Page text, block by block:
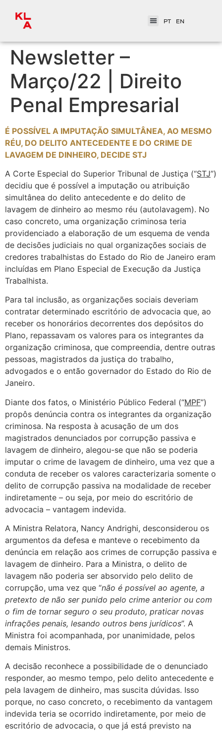
PT EN
Newsletter –
Março/22 | Direito
Penal Empresarial
É POSSÍVEL A IMPUTAÇÃO SIMULTÂNEA, AO MESMO
RÉU, DO DELITO ANTECEDENTE E DO CRIME DE
LAVAGEM DE DINHEIRO, DECIDE STJ
A Corte Especial do Superior Tribunal de Justiça (“STJ”)
decidiu que é possível a imputação ou atribuição
simultânea do delito antecedente e do delito de
lavagem de dinheiro ao mesmo réu (autolavagem). No
caso concreto, uma organização criminosa teria
providenciado a elaboração de um esquema de venda
de decisões judiciais no qual organizações sociais de
credores trabalhistas do Estado do Rio de Janeiro eram
incluídas em Plano Especial de Execução da Justiça
Trabalhista.
Para tal inclusão, as organizações sociais deveriam
contratar determinado escritório de advocacia que, ao
receber os honorários decorrentes dos depósitos do
Plano, repassavam os valores para os integrantes da
organização criminosa, que compreendia, dentre outras
pessoas, magistrados da justiça do trabalho,
advogados e o então governador do Estado do Rio de
Janeiro.
Diante dos fatos, o Ministério Público Federal (“MPF”)
propôs denúncia contra os integrantes da organização
criminosa. Na resposta à acusação de um dos
magistrados denunciados por corrupção passiva e
lavagem de dinheiro, alegou-se que não se poderia
imputar o crime de lavagem de dinheiro, uma vez que a
conduta de receber os valores caracterizaria somente o
delito de corrupção passiva na modalidade de receber
indiretamente – ou seja, por meio do escritório de
advocacia – vantagem indevida.
A Ministra Relatora, Nancy Andrighi, desconsiderou os
argumentos da defesa e manteve o recebimento da
denúncia em relação aos crimes de corrupção passiva e
lavagem de dinheiro. Para a Ministra, o delito de
lavagem não poderia ser absorvido pelo delito de
corrupção, uma vez que “não é possível ao agente, a
pretexto de não ser punido pelo crime anterior ou com
o fim de tornar seguro o seu produto, praticar novas
infrações penais, lesando outros bens jurídicos”. A
Ministra foi acompanhada, por unanimidade, pelos
demais Ministros.
A decisão reconhece a possibilidade de o denunciado
responder, ao mesmo tempo, pelo delito antecedente e
pela lavagem de dinheiro, mas suscita dúvidas. Isso
porque, no caso concreto, o recebimento da vantagem
indevida teria se ocorrido indiretamente, por meio de
escritório de advocacia, o que já está previsto na